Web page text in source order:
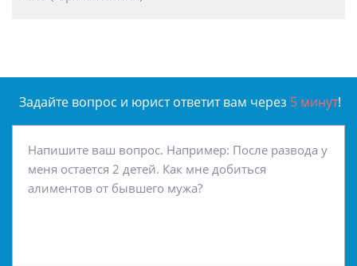
Задайте вопрос и юрист ответит вам через 5 минут!